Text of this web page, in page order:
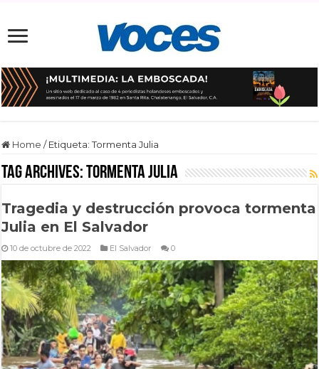
Home / Etiqueta:Tormenta Julia
Tag Archives:Tormenta Julia
Tragedia y destrucción provoca tormenta
Julia en El Salvador
10 de octubre de 2022 El Salvador 0